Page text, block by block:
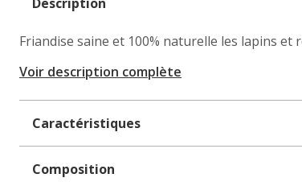
Friandise saine et 100% naturelle les lapins
Voir description complète
Caractéristiques
Composition